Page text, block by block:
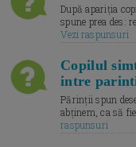
După apariția
spune prea des:
Vezi raspunsuri
Copilul
intre
Părinții spun
abținem, ca să
raspunsuri